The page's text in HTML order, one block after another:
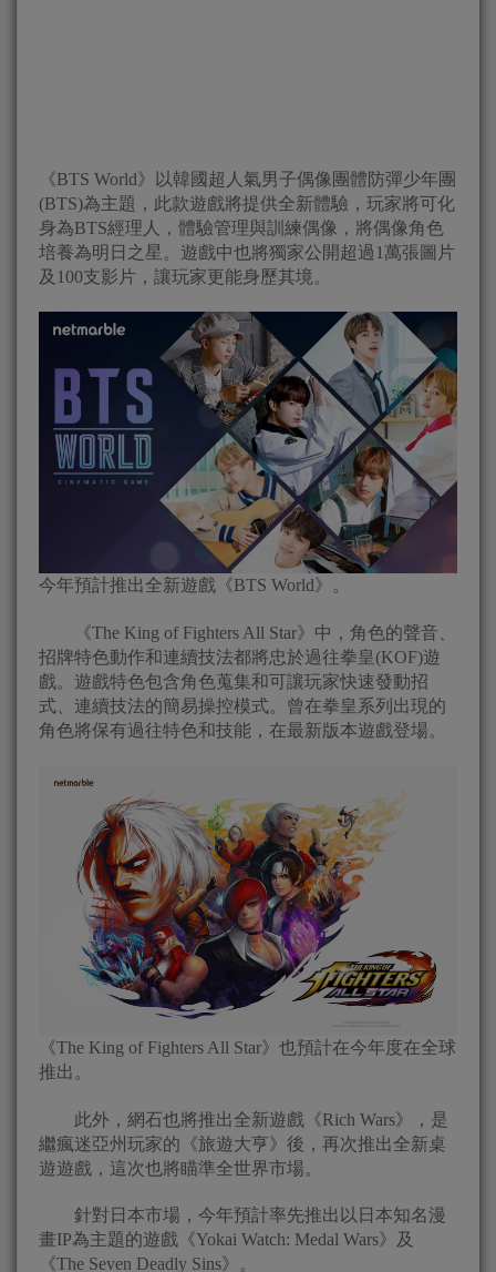
《BTS World》以韓國超人氣男子偶像團體防彈少年團
(BTS)為主題，此款遊戲將提供全新體驗，玩家將可化
身為BTS經理人，體驗管理與訓練偶像，將偶像角色
培養為明日之星。遊戲中也將獨家公開超過1萬張圖片
及100支影片，讓玩家更能身歷其境。
今年預計推出全新遊戲《BTS World》。
《The King of Fighters All Star》中，角色的聲音、
招牌特色動作和連續技法都將忠於過往拳皇(KOF)遊
戲。遊戲特色包含角色蒐集和可讓玩家快速發動招
式、連續技法的簡易操控模式。曾在拳皇系列出現的
角色將保有過往特色和技能，在最新版本遊戲登場。
《The King of Fighters All Star》也預計在今年度在全球
推出。
此外，網石也將推出全新遊戲《Rich Wars》，是
繼瘋迷亞州玩家的《旅遊大亨》後，再次推出全新桌
遊遊戲，這次也將瞄準全世界市場。
針對日本市場，今年預計率先推出以日本知名漫
畫IP為主題的遊戲《Yokai Watch: Medal Wars》及
《The Seven Deadly Sins》。